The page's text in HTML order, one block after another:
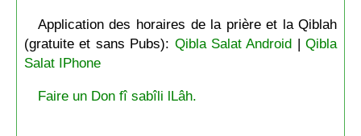
Application des horaires de la prière et la Qiblah
(gratuite et sans Pubs): Qibla Salat Android |Qibla
Salat IPhone
Faire un Don fî sabîli lLâh.